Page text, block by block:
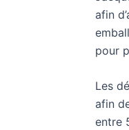
afin
pour
Les
afin
entre